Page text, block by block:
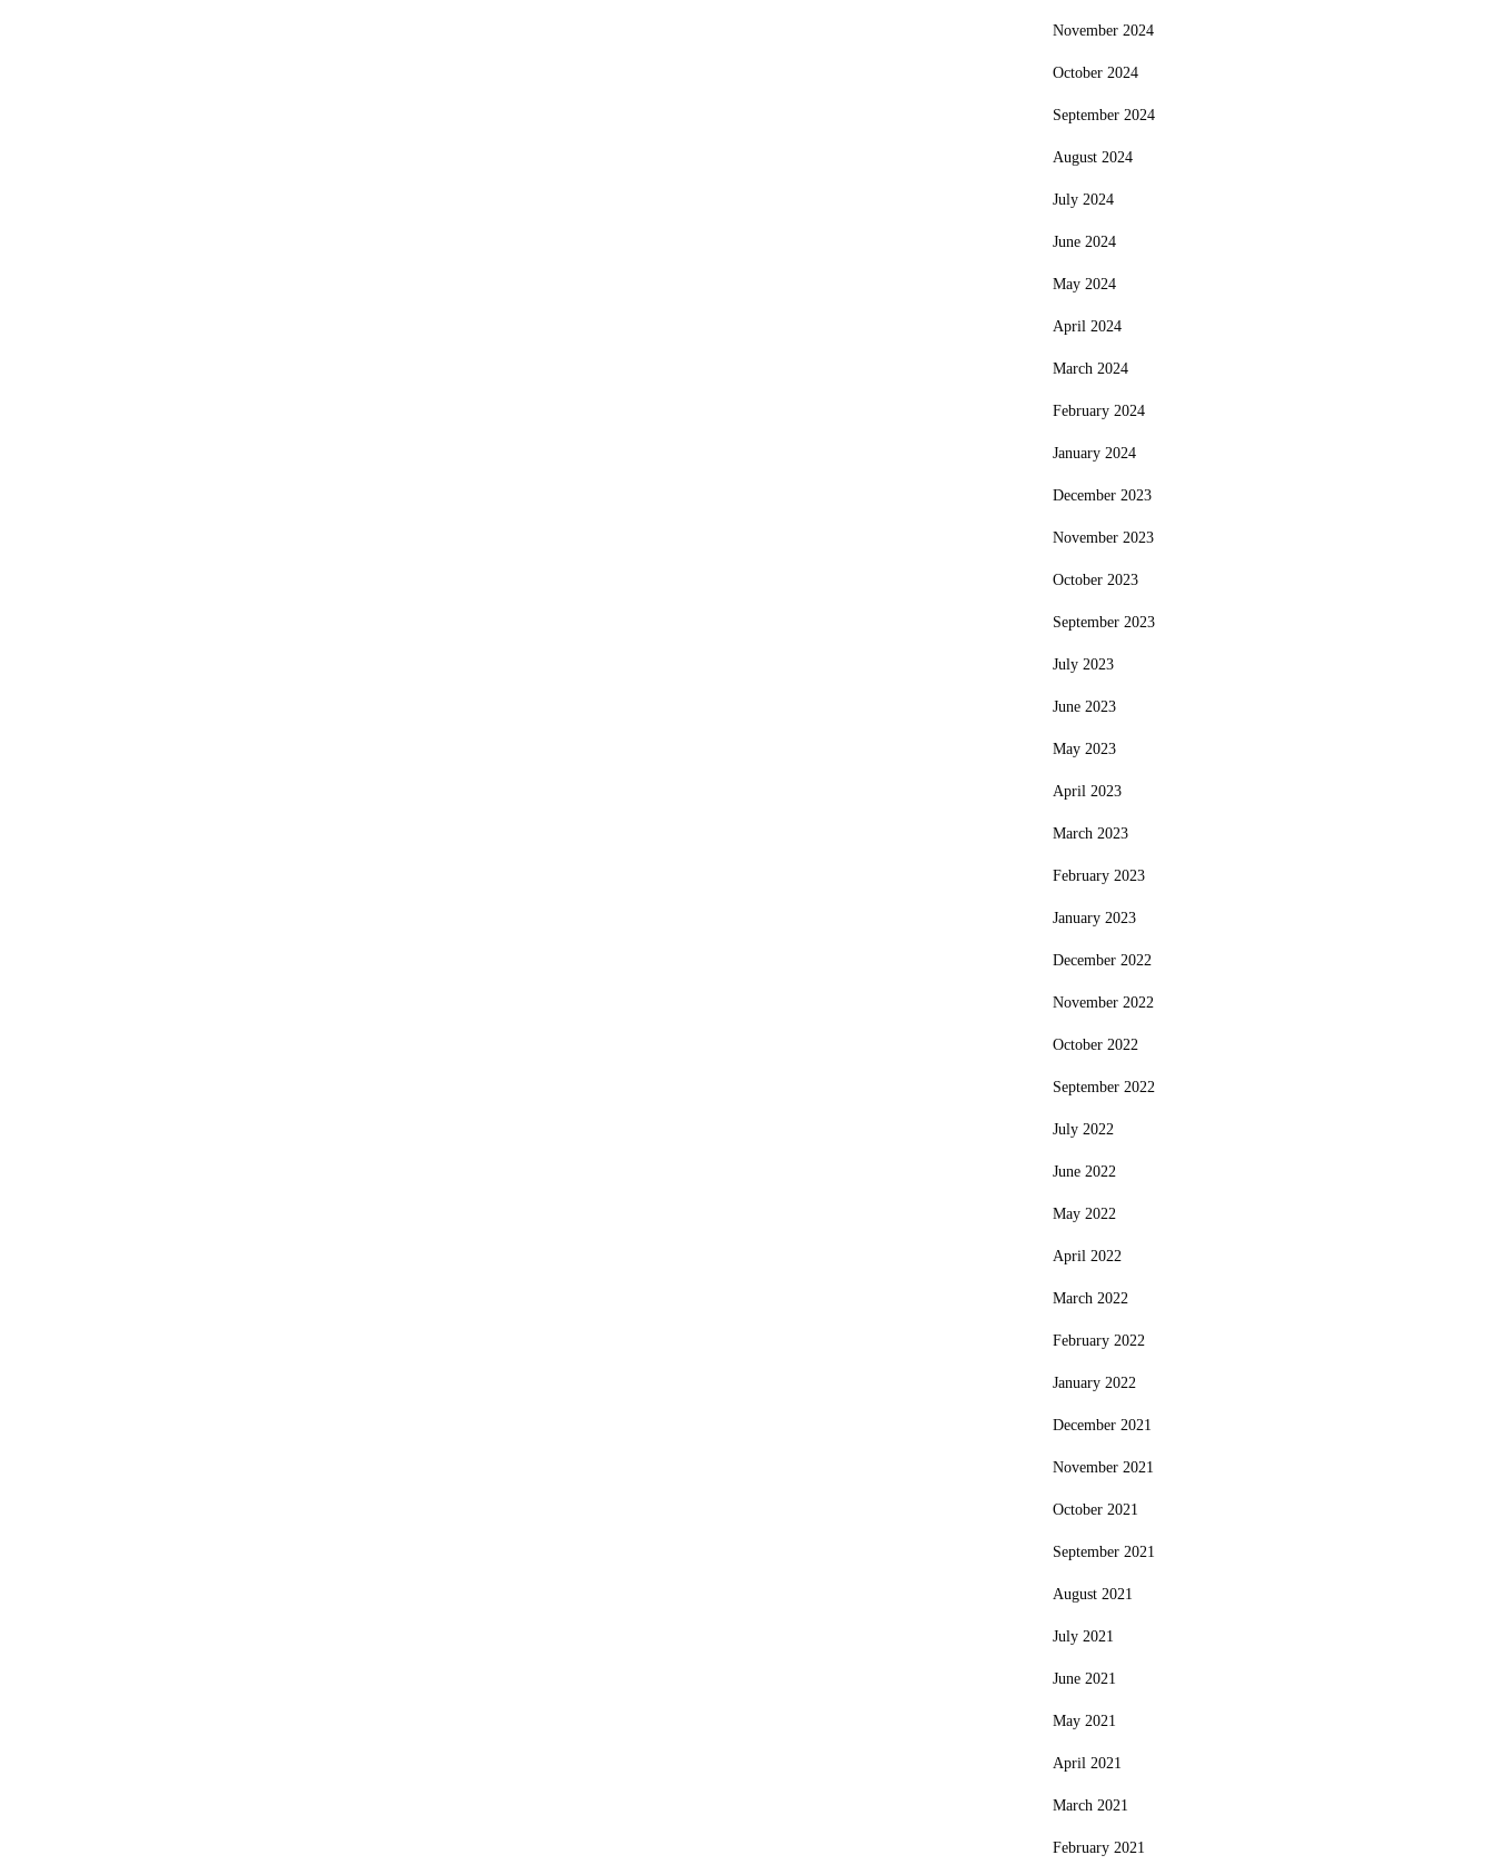
November 2024
October 2024
September 2024
August 2024
July 2024
June 2024
May 2024
April 2024
March 2024
February 2024
January 2024
December 2023
November 2023
October 2023
September 2023
July 2023
June 2023
May 2023
April 2023
March 2023
February 2023
January 2023
December 2022
November 2022
October 2022
September 2022
July 2022
June 2022
May 2022
April 2022
March 2022
February 2022
January 2022
December 2021
November 2021
October 2021
September 2021
August 2021
July 2021
June 2021
May 2021
April 2021
March 2021
February 2021